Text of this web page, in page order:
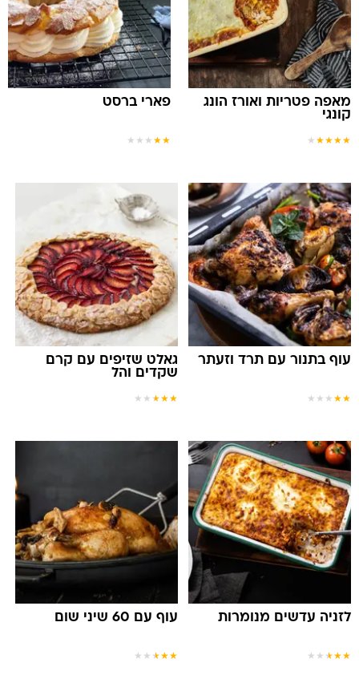
מאפה פטריות ואורז הונג
קונגי
★
★
★
★
★
פארי ברסט
★
★
★
★
★
עוף בתנור עם תרד וזעתר
★
★
★
★
★
גאלט שזיפים עם קרם
שקדים והל
★
★
★
★
★
לזניה עדשים מנומרות
★
★
★
★
★
עוף עם 60 שיני שום
★
★
★
★
★